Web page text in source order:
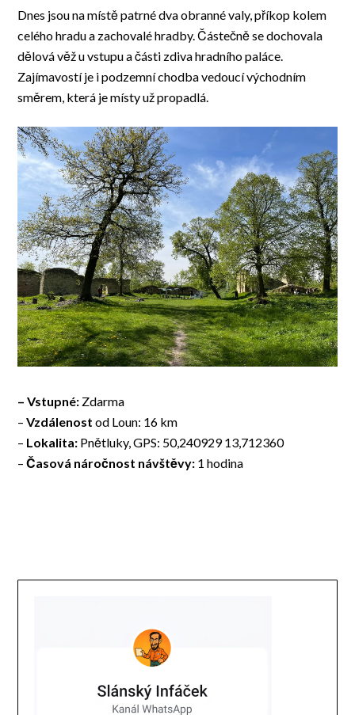
Dnes jsou na místě patrné dva obranné valy, příkop kolem
celého hradu a zachovalé hradby. Částečně se dochovala
dělová věž u vstupu a části zdiva hradního paláce.
Zajímavostí je i podzemní chodba vedoucí východním
směrem, která je místy už propadlá.
– Vstupné: Zdarma
– Vzdálenost od Loun: 16 km
– Lokalita: Pnětluky, GPS: 50,240929 13,712360
–Časová náročnost návštěvy: 1 hodina